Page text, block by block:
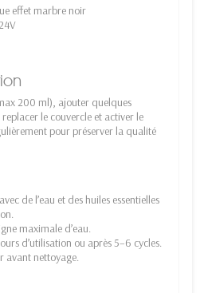
effet marbre noir
200 ml), ajouter quelques
replacer le couvercle et activer le
pour préserver la qualité
de l’eau et des huiles essentielles
maximale d’eau.
d’utilisation ou après 5–6 cycles.
avant nettoyage.